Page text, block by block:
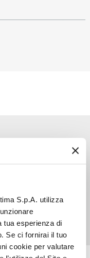
S.p.A. utilizza
tua esperienza di
Se ci fornirai il tuo
cookie per valutare
FREE è un
che ti
Una
di un goloso